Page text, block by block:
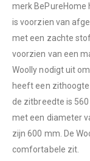
merk BePureHome
is voorzien van
met een zachte
voorzien van een
Woolly nodigt uit
heeft een
de zitbreedte is
met een diameter
zijn 600 mm. De
comfortabele zit.